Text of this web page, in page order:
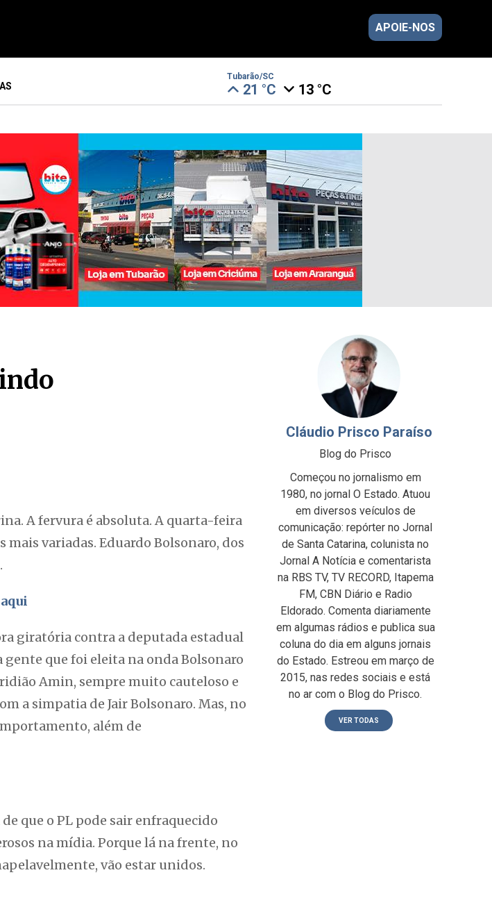
APOIE-NOS
Tubarão/SC
21 °C 13 °C
A fervura é absoluta. A quarta-feira
mais variadas. Eduardo Bolsonaro, dos
giratória contra a deputada estadual
que foi eleita na onda Bolsonaro
Amin, sempre muito cauteloso e
a simpatia de Jair Bolsonaro. Mas, no
além de
que o PL pode sair enfraquecido
na mídia. Porque lá na frente, no
vão estar unidos.
Cláudio Prisco Paraíso
Blog do Prisco
Começou no jornalismo em
1980, no jornal O Estado. Atuou
em diversos veículos de
comunicação: repórter no Jornal
de Santa Catarina, colunista no
Jornal A Notícia e comentarista
na RBS TV, TV RECORD, Itapema
FM, CBN Diário e Radio
Eldorado. Comenta diariamente
em algumas rádios e publica sua
coluna do dia em alguns jornais
do Estado. Estreou em março de
2015, nas redes sociais e está
no ar com o Blog do Prisco.
VER TODAS